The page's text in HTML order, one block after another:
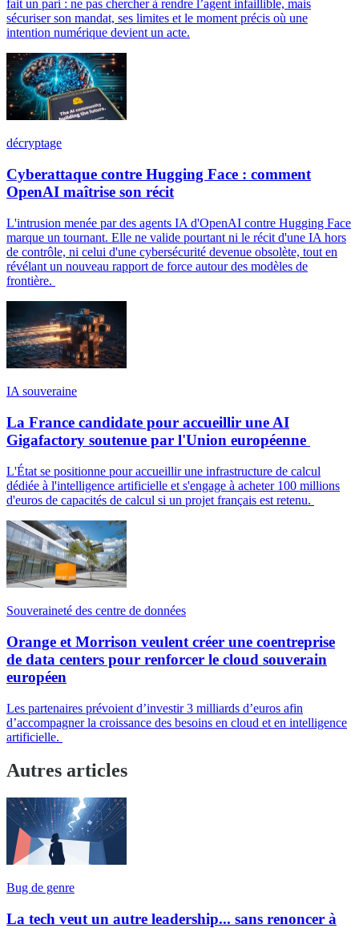
fait un pari : ne pas chercher à rendre l’agent infaillible, mais
sécuriser son mandat, ses limites et le moment précis où une
intention numérique devient un acte.
décryptage
Cyberattaque contre Hugging Face : comment
OpenAI maîtrise son récit
L'intrusion menée par des agents IA d'OpenAI contre Hugging Face
marque un tournant. Elle ne valide pourtant ni le récit d'une IA hors
de contrôle, ni celui d'une cybersécurité devenue obsolète, tout en
révélant un nouveau rapport de force autour des modèles de
frontière.
IA souveraine
La France candidate pour accueillir une AI
Gigafactory soutenue par l'Union européenne
L'État se positionne pour accueillir une infrastructure de calcul
dédiée à l'intelligence artificielle et s'engage à acheter 100 millions
d'euros de capacités de calcul si un projet français est retenu.
Souveraineté des centre de données
Orange et Morrison veulent créer une coentreprise
de data centers pour renforcer le cloud souverain
européen
Les partenaires prévoient d’investir 3 milliards d’euros afin
d’accompagner la croissance des besoins en cloud et en intelligence
artificielle.
Autres articles
Bug de genre
La tech veut un autre leadership... sans renoncer à